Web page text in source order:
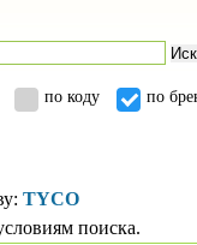
по коду
по
TYCO
поиска.